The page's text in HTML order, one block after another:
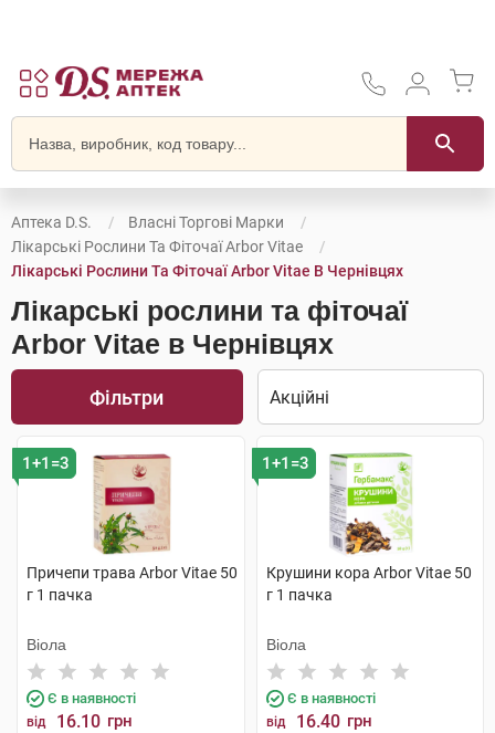
Аптека D.S.
Власні Торгові Марки
Лікарські Рослини Та Фіточаї Arbor Vitae
Лікарські Рослини Та Фіточаї Arbor Vitae В Чернівцях
Лікарські рослини та фіточаї
Arbor Vitae в Чернівцях
Фільтри
1+1=3
Причепи трава Arbor Vitae 50
г 1 пачка
Віола
Є в наявності
від 16.10 грн
1+1=3
Крушини кора Arbor Vitae 50
г 1 пачка
Віола
Є в наявності
від 16.40 грн